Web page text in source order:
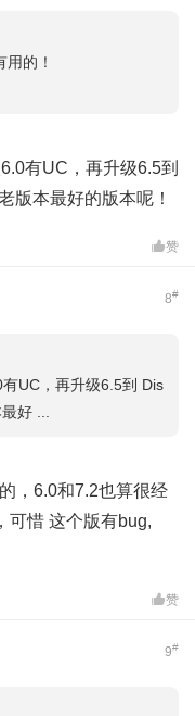
的！
有UC，再升级6.5到
版本最好的版本呢！
赞
8#
UC，再升级6.5到 Dis
好 ...
，6.0和7.2也算很经
可惜 这个版有bug,
赞
9#